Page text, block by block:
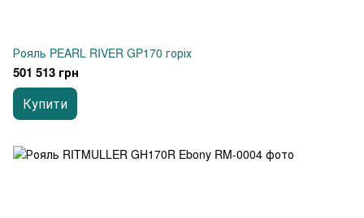
Рояль PEARL RIVER GP170 горіх
501 513 грн
Купити